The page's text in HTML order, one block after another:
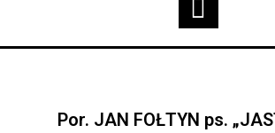
Por. JAN FOŁTYN ps.